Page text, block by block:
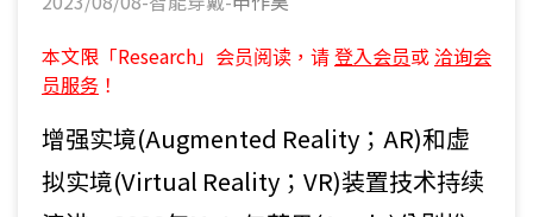
本文限「Research」会员阅读，请登入会员或 洽询会
员服务 ！
增强实境(Augmented Reality；AR)和虚
拟实境(Virtual Reality；VR)装置技术持续